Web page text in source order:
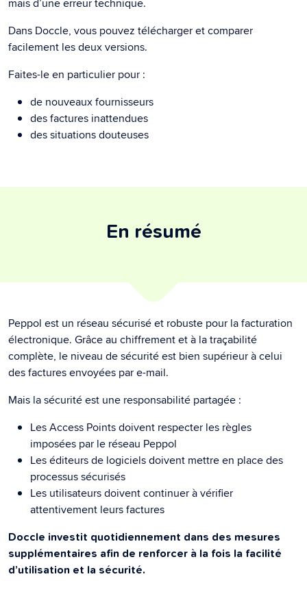
Dans Doccle, vous pouvez télécharger et comparer
facilement les deux versions.
Faites-le en particulier pour :
de nouveaux fournisseurs
des factures inattendues
des situations douteuses
En résumé
Peppol est un réseau sécurisé et robuste pour la facturation
électronique. Grâce au chiffrement et à la traçabilité
complète, le niveau de sécurité est bien supérieur à celui
des factures envoyées par e-mail.
Mais la sécurité est une responsabilité partagée :
Les Access Points doivent respecter les règles
imposées par le réseau Peppol
Les éditeurs de logiciels doivent mettre en place des
processus sécurisés
Les utilisateurs doivent continuer à vérifier
attentivement leurs factures
Doccle investit quotidiennement dans des mesures
supplémentaires afin de renforcer à la fois la facilité
d’utilisation et la sécurité.